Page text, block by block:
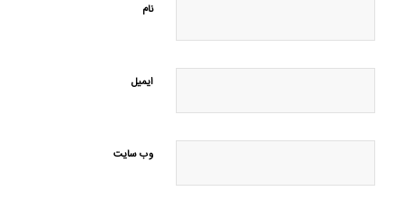
نام
ایمیل
وب‌ سایت